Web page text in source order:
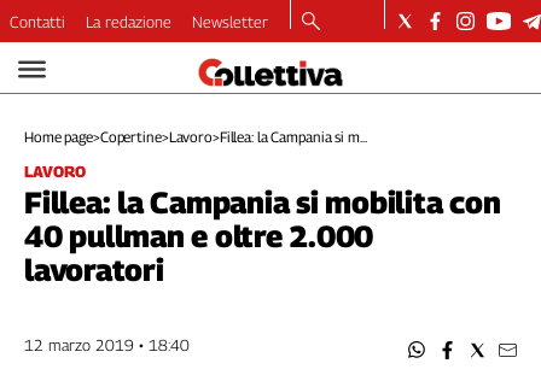
Video
Dirette
Longform
Copertine
Economia
Lavoro
Diritti
Contatti La redazione Newsletter
Home page>Copertine>Lavoro>Fillea: la Campania si m...
LAVORO
Fillea: la Campania si mobilita con
40 pullman e oltre 2.000
lavoratori
12 marzo 2019 • 18:40